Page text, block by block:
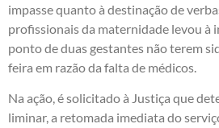
impasse quanto à destinação de
profissionais da maternidade levou à
ponto de duas gestantes não terem
feira em razão da falta de médicos.
Na ação, é solicitado à Justiça que
liminar, a retomada imediata do